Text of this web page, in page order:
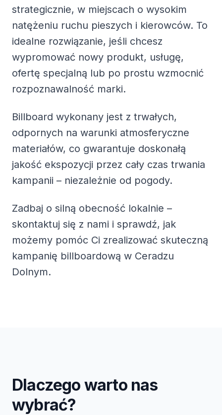
strategicznie, w miejscach o wysokim
natężeniu ruchu pieszych i kierowców. To
idealne rozwiązanie, jeśli chcesz
wypromować nowy produkt, usługę,
ofertę specjalną lub po prostu wzmocnić
rozpoznawalność marki.
Billboard wykonany jest z trwałych,
odpornych na warunki atmosferyczne
materiałów, co gwarantuje doskonałą
jakość ekspozycji przez cały czas trwania
kampanii – niezależnie od pogody.
Zadbaj o silną obecność lokalnie –
skontaktuj się z nami i sprawdź, jak
możemy pomóc Ci zrealizować skuteczną
kampanię billboardową w Ceradzu
Dolnym.
Dlaczego warto nas
wybrać?